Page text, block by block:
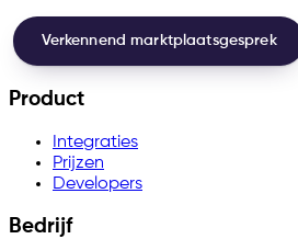
Verkennend marktplaatsgesprek
Product
Integraties
Prijzen
Developers
Bedrijf